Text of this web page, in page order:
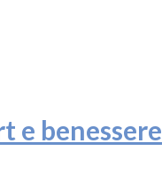
e benessere